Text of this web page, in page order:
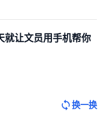
就让文员用手机帮你
换一换